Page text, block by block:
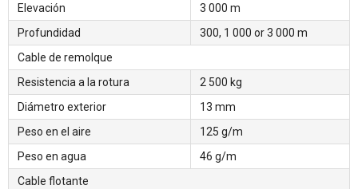
Elevación
3 000 m
Profundidad
300, 1 000 or 3 000 m
Cable de remolque
Resistencia a la rotura
2 500 kg
Diámetro exterior
13 mm
Peso en el aire
125 g/m
Peso en agua
46 g/m
Cable flotante